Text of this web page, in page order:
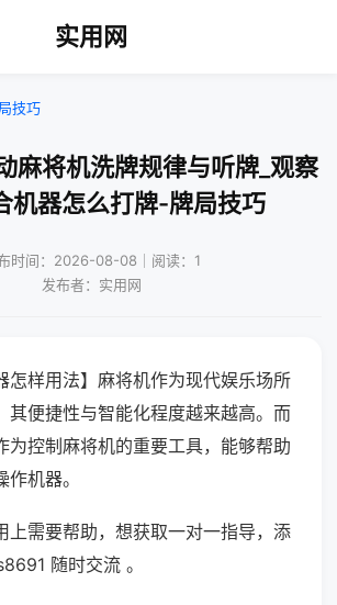
实用网
技巧
麻将机洗牌规律与听牌_观察
机器怎么打牌-牌局技巧
时间：2026-08-08｜阅读：1
发布者：实用网
怎样用法】麻将机作为现代娱乐场所
其便捷性与智能化程度越来越高。而
为控制麻将机的重要工具，能够帮助
机器。
上需要帮助，想获取一对一指导，添
随时交流 。